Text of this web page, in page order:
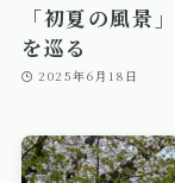
「初夏の風景
を巡る
2025年6月18日